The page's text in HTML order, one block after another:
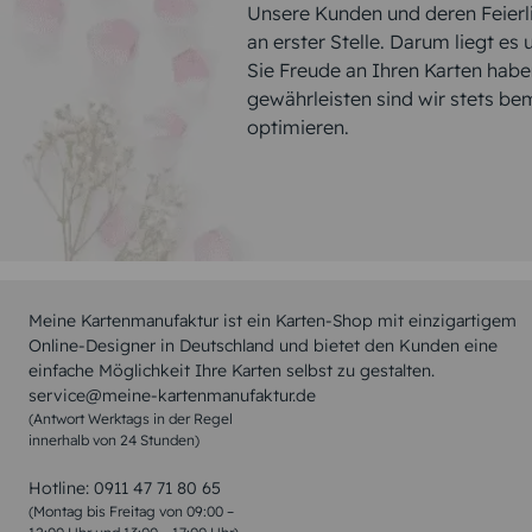
Unsere Kunden und deren
an erster Stelle. Darum liegt es
Sie Freude an Ihren Karten
gewährleisten sind wir stets
optimieren.
Meine Kartenmanufaktur ist ein Karten-Shop mit einzigartigem
Online-Designer in Deutschland und bietet den Kunden eine
einfache Möglichkeit Ihre Karten selbst zu gestalten.
service@meine-kartenmanufaktur.de
(Antwort Werktags in der Regel
innerhalb von 24 Stunden)
Hotline: 0911 47 71 80 65
(Montag bis Freitag von 09:00 –